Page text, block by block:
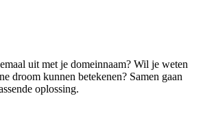
uit met je domeinnaam? Wil je weten
droom kunnen betekenen? Samen gaan
oplossing.